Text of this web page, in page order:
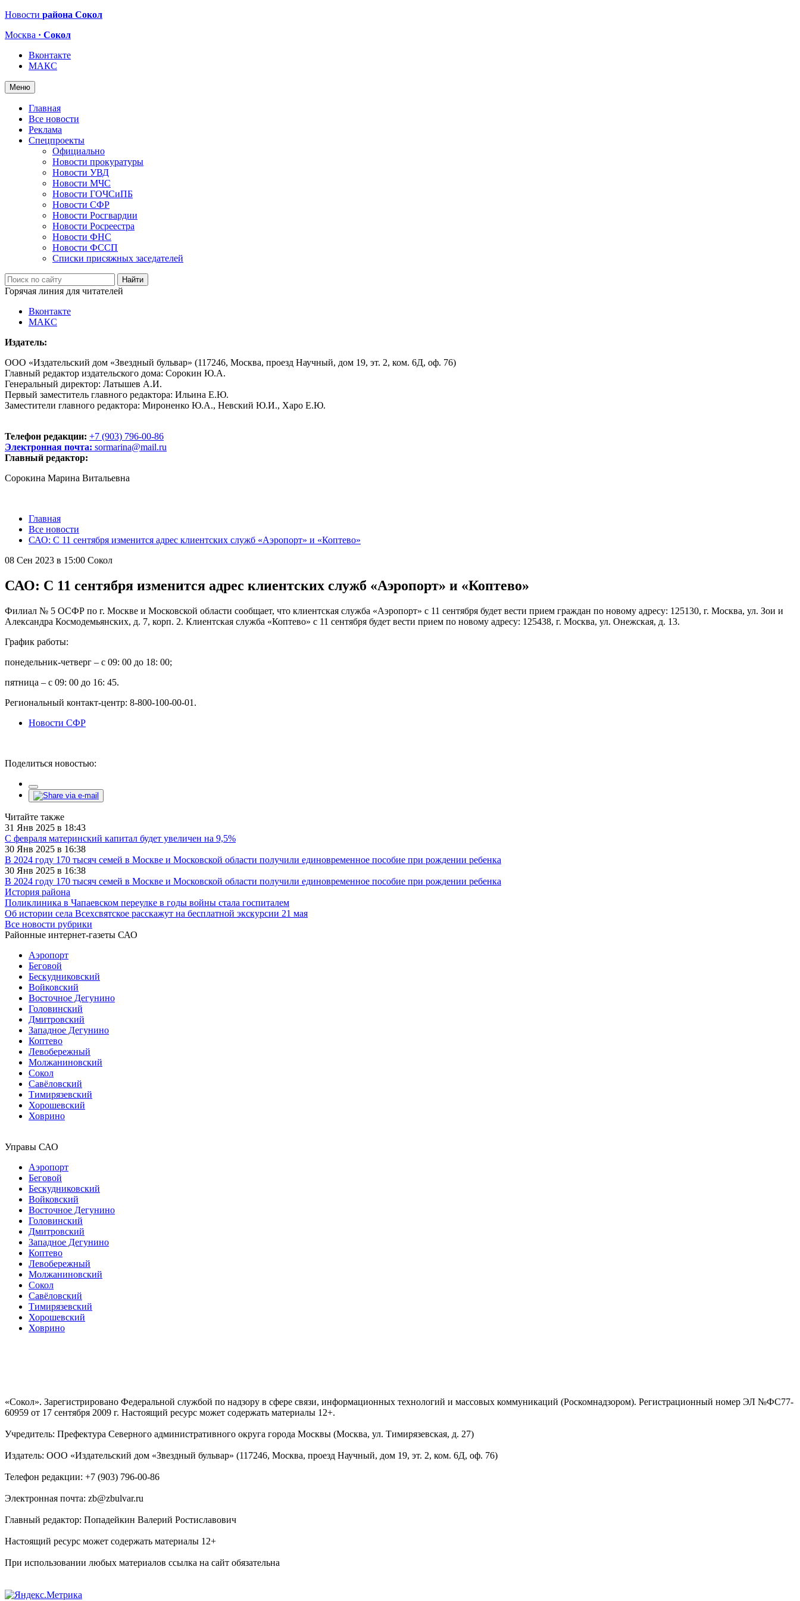
Новости района Сокол
Москва · Сокол
Вконтакте
МАКС
Меню
Главная
Все новости
Реклама
Спецпроекты
Официально
Новости прокуратуры
Новости УВД
Новости МЧС
Новости ГОЧСиПБ
Новости СФР
Новости Росгвардии
Новости Росреестра
Новости ФНС
Новости ФССП
Списки присяжных заседателей
Горячая линия для читателей
Вконтакте
МАКС
Издатель:
ООО «Издательский дом «Звездный бульвар» (117246, Москва, проезд Научный, дом 19, эт. 2, ком. 6Д, оф. 76)
Главный редактор издательского дома: Сорокин Ю.А.
Генеральный директор: Латышев А.И.
Первый заместитель главного редактора: Ильина Е.Ю.
Заместители главного редактора: Мироненко Ю.А., Невский Ю.И., Харо Е.Ю.
Телефон редакции: +7 (903) 796-00-86
Электронная почта: sormarina@mail.ru
Главный редактор:
Сорокина Марина Витальевна
Главная
Все новости
САО: С 11 сентября изменится адрес клиентских служб «Аэропорт» и «Коптево»
08 Сен 2023 в 15:00 Сокол
САО: С 11 сентября изменится адрес клиентских служб «Аэропорт» и «Коптево»
Филиал № 5 ОСФР по г. Москве и Московской области сообщает, что клиентская служба «Аэропорт» с 11 сентября будет вести прием граждан по новому адресу: 125130, г. Москва, ул. Зои и
Александра Космодемьянских, д. 7, корп. 2. Клиентская служба «Коптево» с 11 сентября будет вести прием по новому адресу: 125438, г. Москва, ул. Онежская, д. 13.
График работы:
понедельник-четверг – с 09: 00 до 18: 00;
пятница – с 09: 00 до 16: 45.
Региональный контакт-центр: 8-800-100-00-01.
Новости СФР
Поделиться новостью:
Читайте также
31 Янв 2025 в 18:43
С февраля материнский капитал будет увеличен на 9,5%
30 Янв 2025 в 16:38
В 2024 году 170 тысяч семей в Москве и Московской области получили единовременное пособие при рождении ребенка
30 Янв 2025 в 16:38
В 2024 году 170 тысяч семей в Москве и Московской области получили единовременное пособие при рождении ребенка
История района
Поликлиника в Чапаевском переулке в годы войны стала госпиталем
Об истории села Всехсвятское расскажут на бесплатной экскурсии 21 мая
Все новости рубрики
Районные интернет-газеты САО
Аэропорт
Беговой
Бескудниковский
Войковский
Восточное Дегунино
Головинский
Дмитровский
Западное Дегунино
Коптево
Левобережный
Молжаниновский
Сокол
Савёловский
Тимирязевский
Хорошевский
Ховрино
Управы САО
Аэропорт
Беговой
Бескудниковский
Войковский
Восточное Дегунино
Головинский
Дмитровский
Западное Дегунино
Коптево
Левобережный
Молжаниновский
Сокол
Савёловский
Тимирязевский
Хорошевский
Ховрино
«Сокол». Зарегистрировано Федеральной службой по надзору в сфере связи, информационных технологий и массовых коммуникаций (Роскомнадзором). Регистрационный номер ЭЛ №ФС77-
60959 от 17 сентября 2009 г. Настоящий ресурс может содержать материалы 12+.
Учредитель: Префектура Северного административного округа города Москвы (Москва, ул. Тимирязевская, д. 27)
Издатель: ООО «Издательский дом «Звездный бульвар» (117246, Москва, проезд Научный, дом 19, эт. 2, ком. 6Д, оф. 76)
Телефон редакции: +7 (903) 796-00-86
Электронная почта: zb@zbulvar.ru
Главный редактор: Попадейкин Валерий Ростиславович
Настоящий ресурс может содержать материалы 12+
При использовании любых материалов ссылка на сайт обязательна